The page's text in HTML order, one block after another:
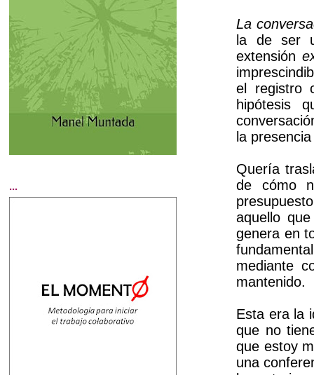
La
la de ser
extensión
el registro
hipótesis
la
Quería
de cómo
aquello
genera en
mediante
mantenido.
Esta era la
que no
que estoy
una
...